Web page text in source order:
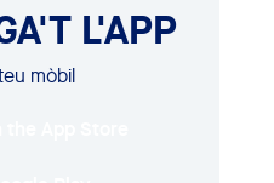
L'APP
mòbil